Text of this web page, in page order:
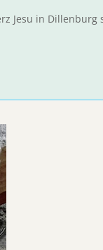
Jesu in Dillenburg